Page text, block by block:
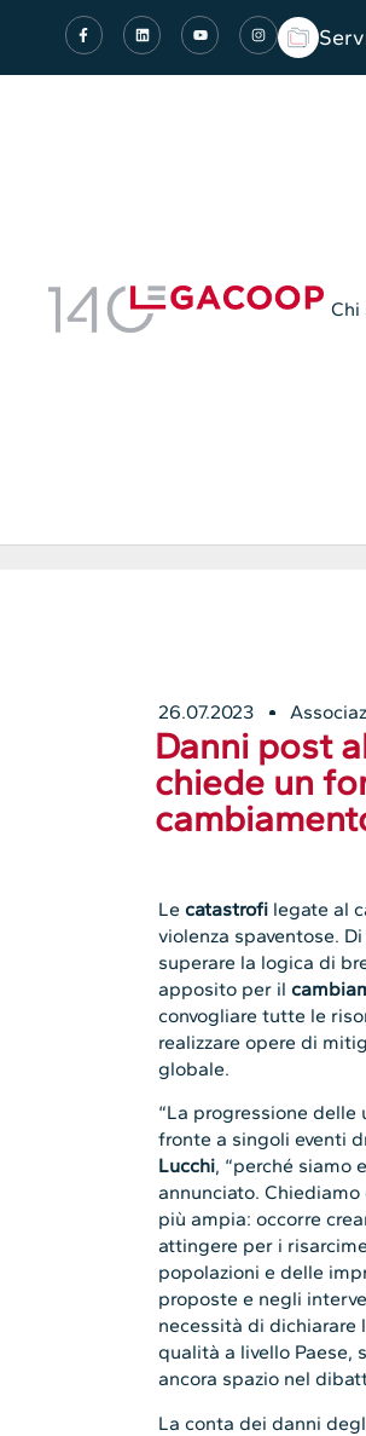
Chi
26.07.2023
Danni post
chiede un
Le catastrofi legate al
violenza spaventose.
superare la logica di
apposito per il
convogliare tutte le
realizzare opere di
globale.
“La progressione
fronte a singoli eventi
Lucchi, “perché siamo
annunciato.
più ampia: occorre
attingere per i
popolazioni e delle
proposte e negli
necessità di dichiarare
qualità a livello Paese,
ancora spazio nel
La conta dei danni